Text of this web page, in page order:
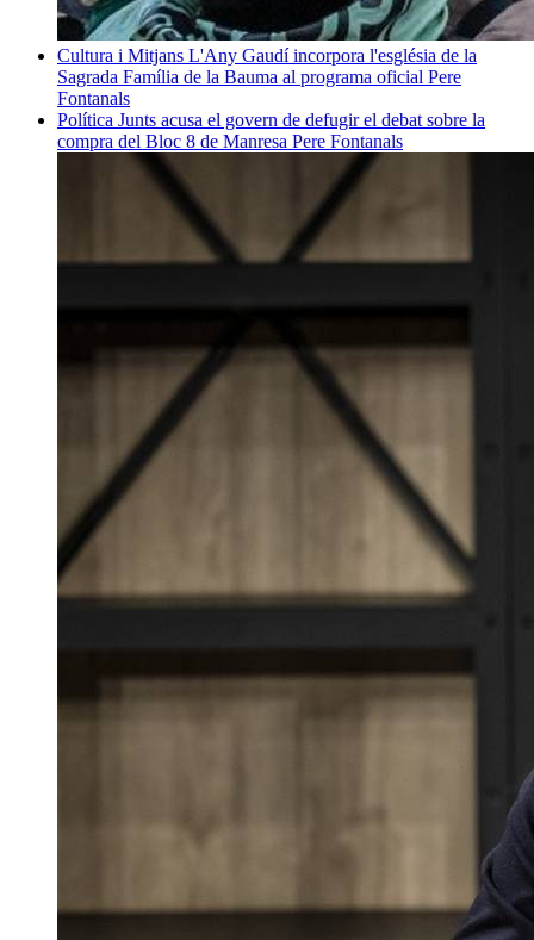
Cultura i Mitjans L'Any Gaudí incorpora l'església de la
Sagrada Família de la Bauma al programa oficial Pere
Fontanals
Política Junts acusa el govern de defugir el debat sobre la
compra del Bloc 8 de Manresa Pere Fontanals